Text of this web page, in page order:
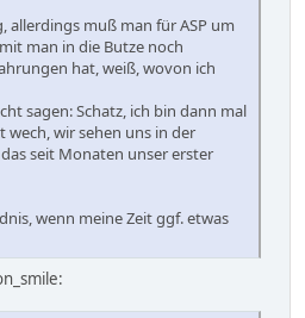
allerdings muß man für ASP um
man in die Butze noch
hat, weiß, wovon ich
sagen: Schatz, ich bin dann mal
wir sehen uns in der
seit Monaten unser erster
wenn meine Zeit ggf. etwas